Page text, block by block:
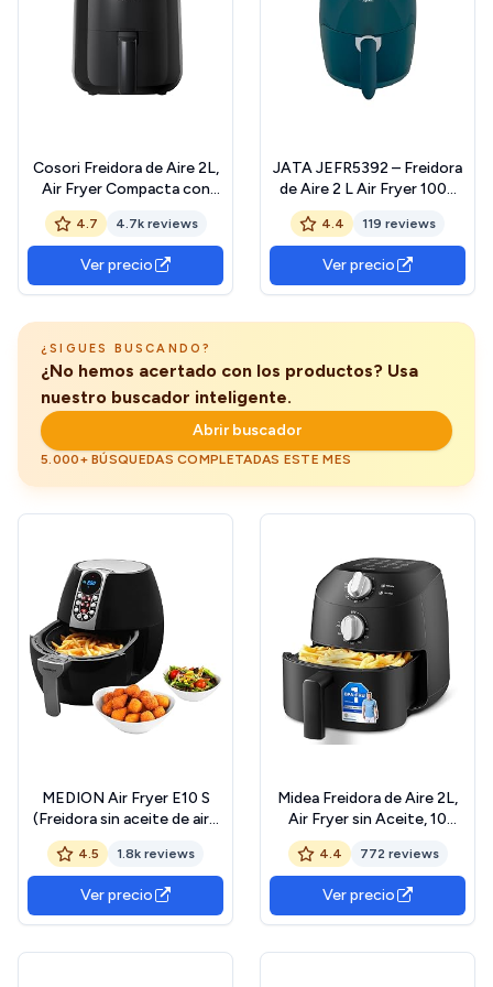
Cosori Freidora de Aire 2L,
Air Fryer Compacta con
Pantalla Táctil Intuitiva,
900W, 30 Recetas en
Línea, Freidora sin Aceite
Apta para Lavavajillas,
Ahorrar Energía en Silencio,
4.7 4.7k reviews
Ver precio
JATA JEFR5392 – Freidora
de Aire 2 L Air Fryer 1000
W. Control de temperatura
(80-200°C) Temporizador
de 30 minutos. Uso sencillo.
Diseño compacto. Cestillo
antiadherente. Libre de
4.4 119 reviews
Ver precio
¿SIGUES BUSCANDO?
¿No hemos acertado con los productos? Usa
nuestro buscador inteligente.
Abrir buscador
5.000+ BÚSQUEDAS COMPLETADAS ESTE MES
MEDION Air Fryer E10 S
(Freidora sin aceite de aire
caliente, 4 L, 1500 W, 8
programas automáticos,
regulación de temperatura
y tiempo, pequeño y fácil
de usar, MD17320) negro
4.5 1.8k reviews
Ver precio
Midea Freidora de Aire 2L,
Air Fryer sin Aceite, 10
Programas Automáticos,
Temporizador, Función de
apagado automático, Fácil
de Limpiar, sin BPA, 1150W,
Negro
4.4 772 reviews
Ver precio